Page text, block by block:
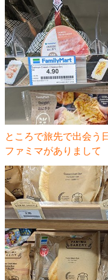
ところで旅先で出会う
ファミマがありまして